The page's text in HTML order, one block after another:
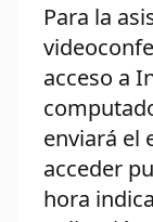
Para la
acceso a
enviará el
acceder
hora